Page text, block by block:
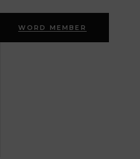
WORD MEMBER